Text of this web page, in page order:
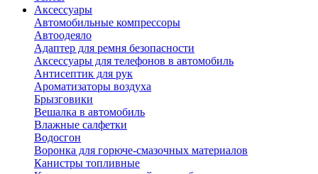
Аксессуары
Автомобильные компрессоры
Автоодеяло
Адаптер для ремня безопасности
Аксессуары для телефонов в автомобиль
Антисептик для рук
Ароматизаторы воздуха
Брызговики
Вешалка в автомобиль
Влажные салфетки
Водосгон
Воронка для горюче-смазочных материалов
Канистры топливные